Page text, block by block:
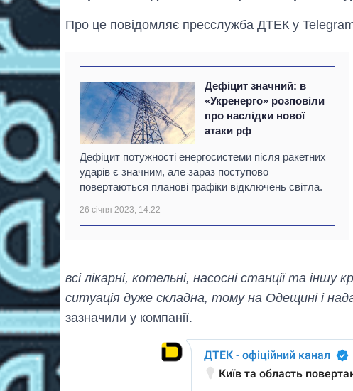
Про це повідомляє пресслужба ДТЕК у
Дефіцит значний: в
«Укренерго» розповіли
про наслідки нової
атаки рф
Дефіцит потужності енергосистеми після ракетних
ударів є значним, але зараз поступово
повертаються планові графіки відключень світла.
26 січня 2023, 14:22
всі лікарні, котельні, насосні станції та
ситуація дуже складна, тому на Одещині і
зазначили у компанії.